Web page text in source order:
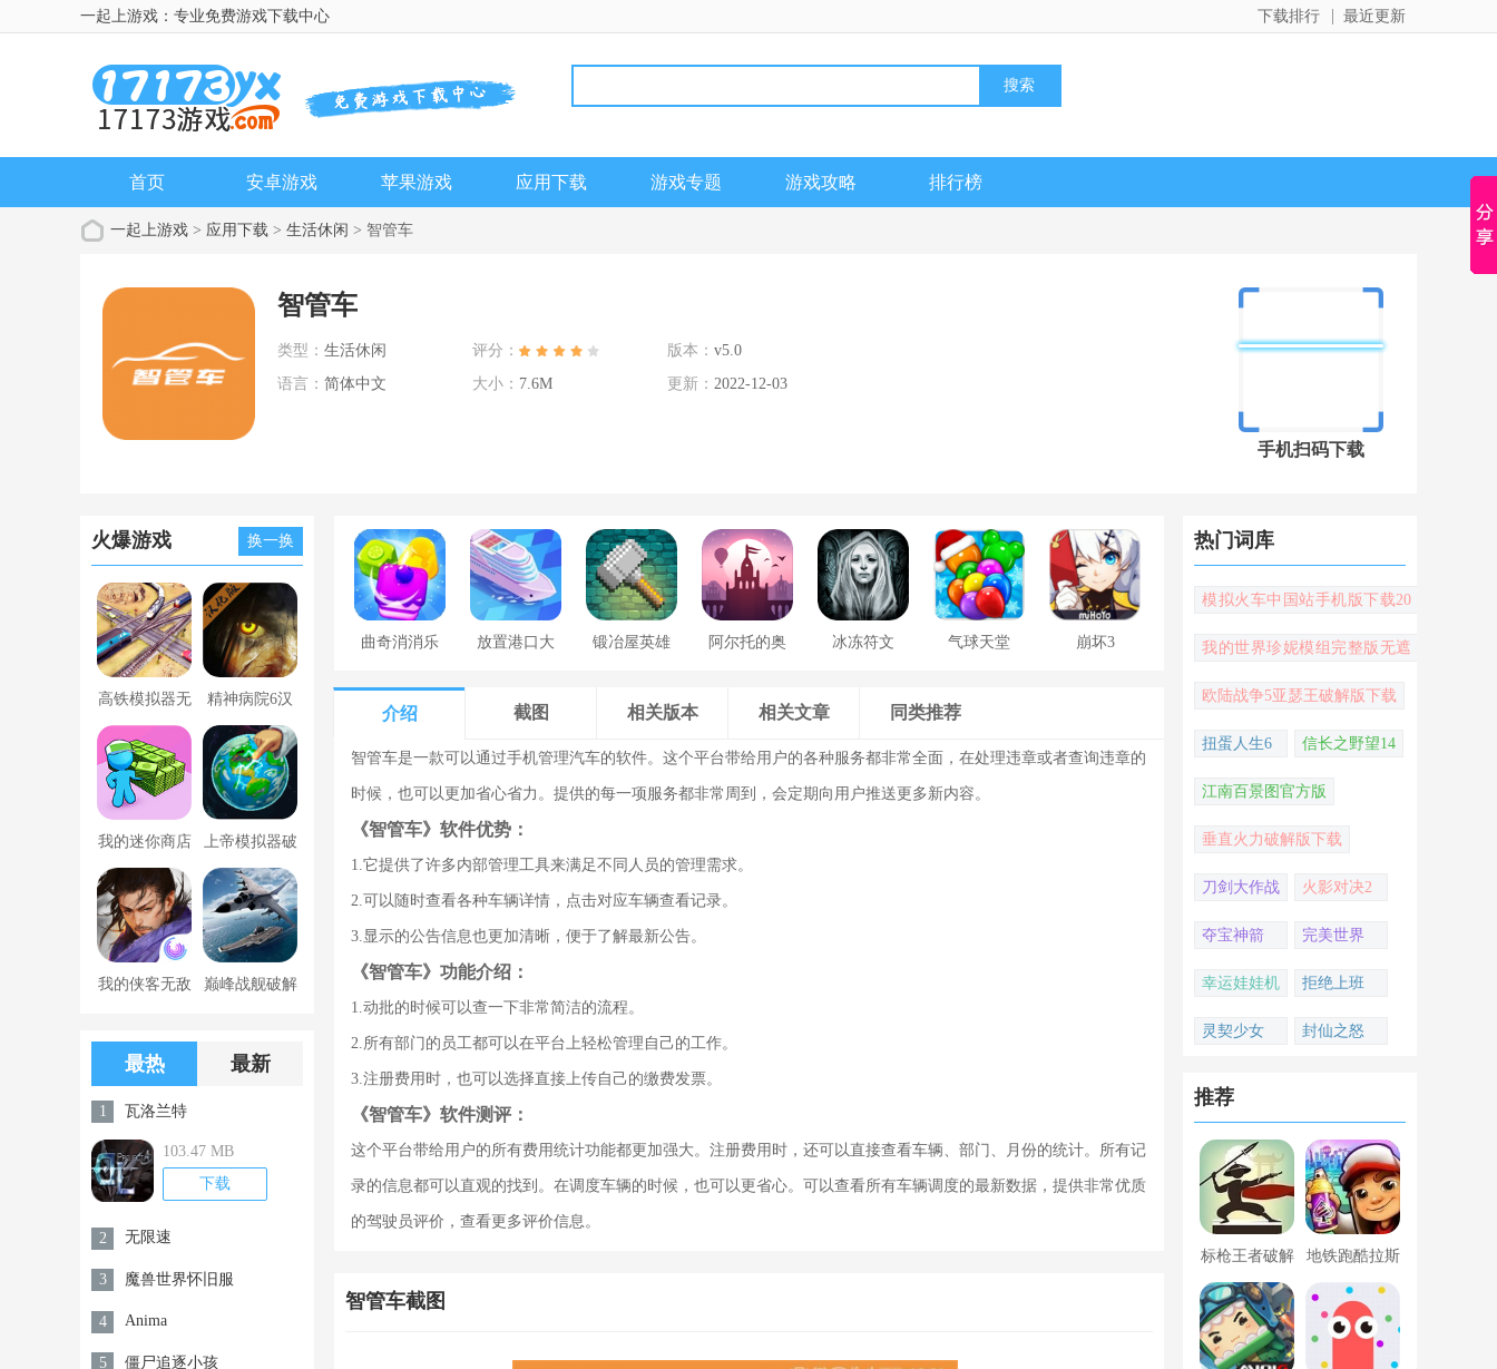
一起上游戏：专业免费游戏下载中心 最近更新
下载排行
首页 安卓游戏 苹果游戏 应用下载 游戏专题 游戏攻略 排行榜
一起上游戏 > 应用下载 > 生活休闲 > 智管车
智管车
类型： 生活休闲 评分： 版本： v5.0
语言： 简体中文 大小： 7.6M 更新： 2022-12-03
手机扫码下载
火爆游戏 换一换
高铁模拟器无
限金币版
精神病院6汉
化版下载
我的迷你商店
破解版无限金
币版下载中文
上帝模拟器破
解版全解锁无
广告
我的侠客无敌 巅峰战舰破解
限钻石
最热 最新
1 瓦洛兰特
103.47 MB
下载
2 无限速
3 魔兽世界怀旧服
4 Anima
5 僵尸追逐小孩
曲奇消消乐 放置港口大 锻冶屋英雄 阿尔托的奥 冰冻符文 气球天堂 崩坏3
介绍 截图 相关版本 相关文章 同类推荐
智管车是一款可以通过手机管理汽车的软件。这个平台带给用户的各种服务都非常全面，在处理违章或者查询违章的
时候，也可以更加省心省力。提供的每一项服务都非常周到，会定期向用户推送更多新内容。
《智管车》软件优势：
1.它提供了许多内部管理工具来满足不同人员的管理需求。
2.可以随时查看各种车辆详情，点击对应车辆查看记录。
3.显示的公告信息也更加清晰，便于了解最新公告。
《智管车》功能介绍：
1.动批的时候可以查一下非常简洁的流程。
2.所有部门的员工都可以在平台上轻松管理自己的工作。
3.注册费用时，也可以选择直接上传自己的缴费发票。
《智管车》软件测评：
这个平台带给用户的所有费用统计功能都更加强大。注册费用时，还可以直接查看车辆、部门、月份的统计。所有记
录的信息都可以直观的找到。在调度车辆的时候，也可以更省心。可以查看所有车辆调度的最新数据，提供非常优质
的驾驶员评价，查看更多评价信息。
智管车截图
热门词库
模拟火车中国站手机版下载20
我的世界珍妮模组完整版无遮
欧陆战争5亚瑟王破解版下载
扭蛋人生6 信长之野望14
江南百景图官方版
垂直火力破解版下载
刀剑大作战 火影对决2
夺宝神箭 完美世界
幸运娃娃机 拒绝上班
灵契少女 封仙之怒
推荐
标枪王者破解
版无限金币钻
石内置菜单
地铁跑酷拉斯
维加斯新触控
内置菜单版